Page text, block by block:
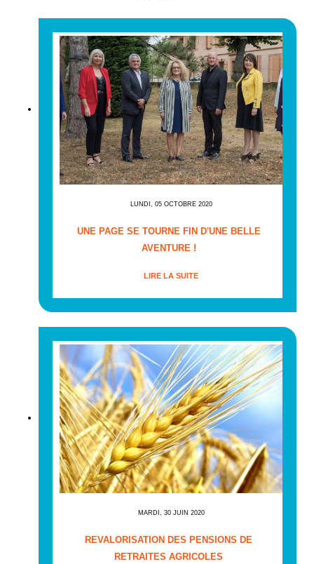
LUNDI, 05 OCTOBRE 2020
UNE PAGE SE TOURNE FIN D'UNE BELLE
AVENTURE !
LIRE LA SUITE
MARDI, 30 JUIN 2020
REVALORISATION DES PENSIONS DE
RETRAITES AGRICOLES